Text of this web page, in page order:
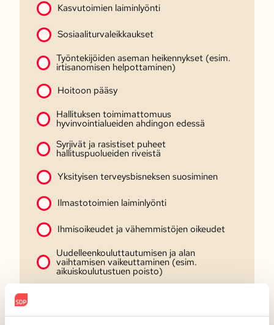
Kasvutoimien laiminlyönti
Sosiaaliturvaleikkaukset
Työntekijöiden aseman heikennykset (esim.
irtisanomisen helpottaminen)
Hoitoon pääsy
Hallituksen toimimattomuus
hyvinvointialueiden ahdingon edessä
Syrjivät ja rasistiset puheet
hallituspuolueiden riveistä
Yksityisen terveysbisneksen suosiminen
Ilmastotoimien laiminlyönti
Ihmisoikeudet ja vähemmistöjen oikeudet
Uudelleenkouluttautumisen ja alan
vaihtamisen vaikeuttaminen (esim.
aikuiskoulutustuen poisto)